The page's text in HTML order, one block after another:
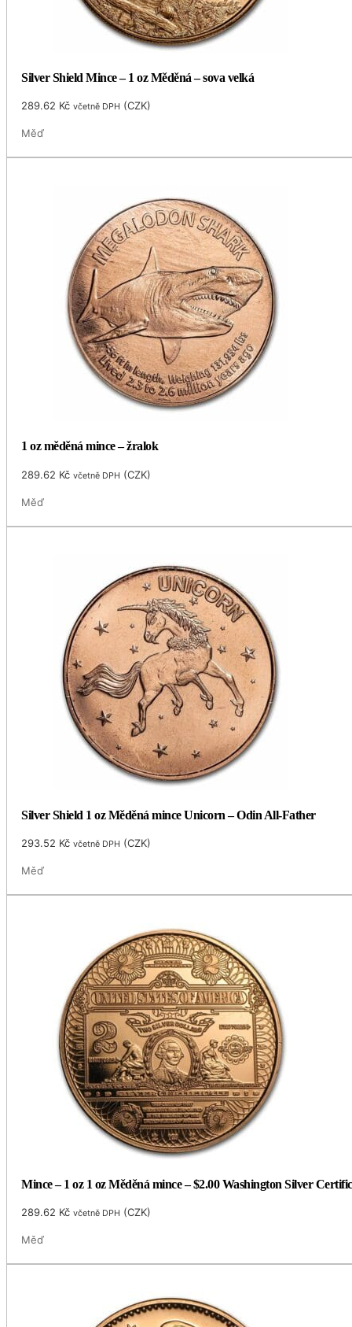
Silver Shield Mince – 1 oz Měděná – sova velká
289.62 Kč včetně DPH (CZK)
Měď
1 oz měděná mince – žralok
289.62 Kč včetně DPH (CZK)
Měď
Silver Shield 1 oz Měděná mince Unicorn – Odin All-Father
293.52 Kč včetně DPH (CZK)
Měď
Mince – 1 oz 1 oz Měděná mince – $2.00 Washington Silver
289.62 Kč včetně DPH (CZK)
Měď